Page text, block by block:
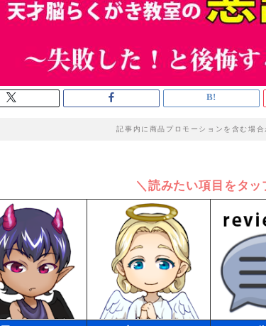
記事内に商品プロモーションを含む場合
＼読みたい項目をタッ